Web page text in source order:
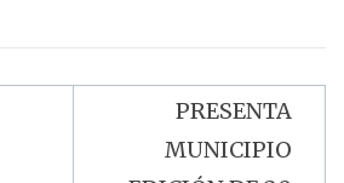
PRESENTA
MUNICIPIO